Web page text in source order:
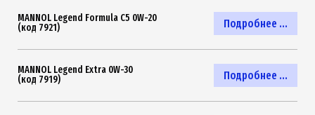
Подробнее ...
MANNOL Legend Formula C5 0W-20
(код 7921)
Подробнее ...
MANNOL Legend Extra 0W-30
(код 7919)